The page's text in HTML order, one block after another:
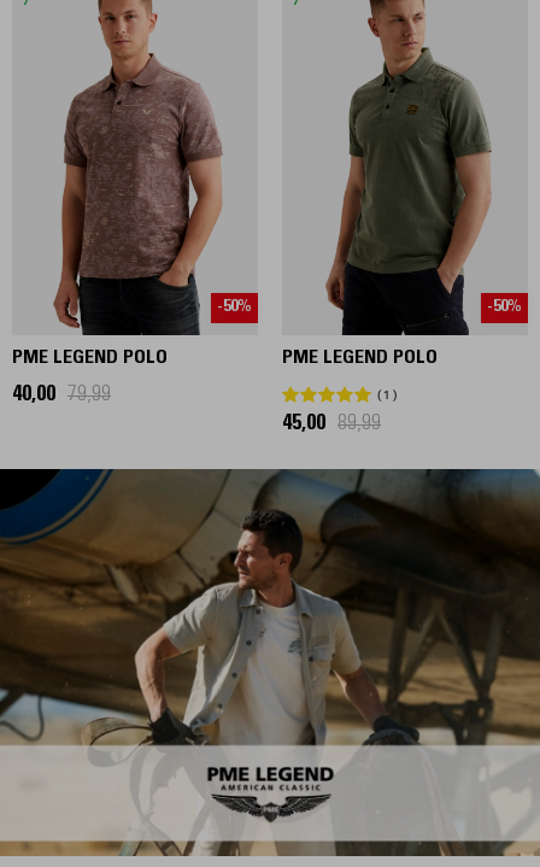
-50%
PME LEGEND POLO
40,00 79,99
-50%
PME LEGEND POLO
1
45,00 89,99